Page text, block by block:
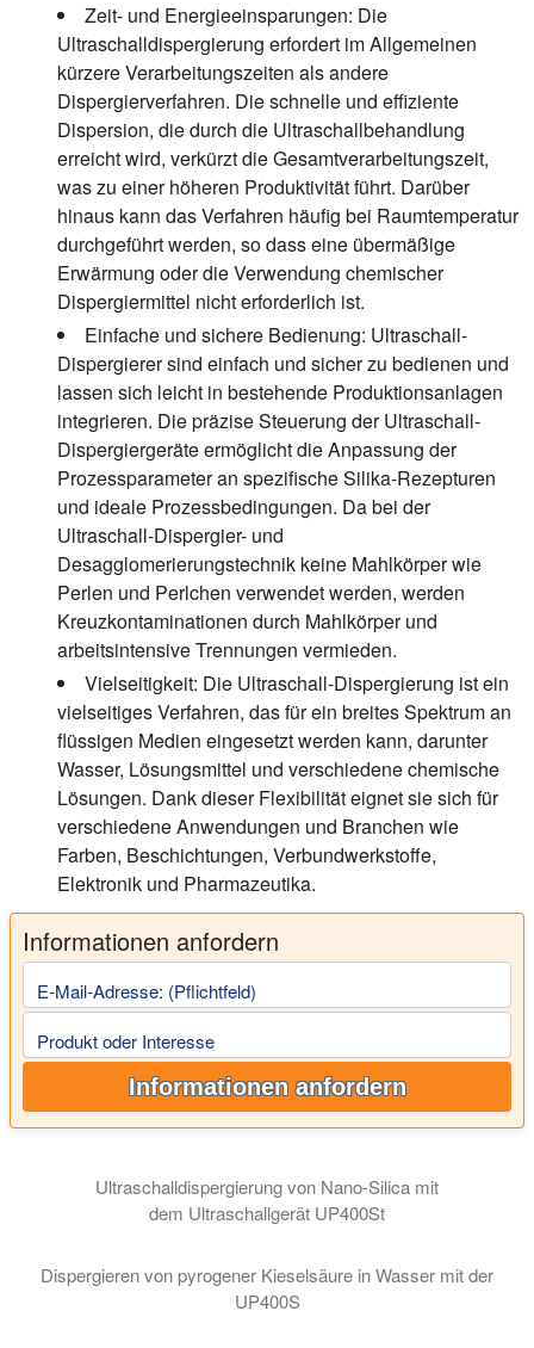
Zeit- und Energieeinsparungen: Die
Ultraschalldispergierung erfordert im Allgemeinen
kürzere Verarbeitungszeiten als andere
Dispergierverfahren. Die schnelle und effiziente
Dispersion, die durch die Ultraschallbehandlung
erreicht wird, verkürzt die Gesamtverarbeitungszeit,
was zu einer höheren Produktivität führt. Darüber
hinaus kann das Verfahren häufig bei Raumtemperatur
durchgeführt werden, so dass eine übermäßige
Erwärmung oder die Verwendung chemischer
Dispergiermittel nicht erforderlich ist.
Einfache und sichere Bedienung: Ultraschall-
Dispergierer sind einfach und sicher zu bedienen und
lassen sich leicht in bestehende Produktionsanlagen
integrieren. Die präzise Steuerung der Ultraschall-
Dispergiergeräte ermöglicht die Anpassung der
Prozessparameter an spezifische Silika-Rezepturen
und ideale Prozessbedingungen. Da bei der
Ultraschall-Dispergier- und
Desagglomerierungstechnik keine Mahlkörper wie
Perlen und Perlchen verwendet werden, werden
Kreuzkontaminationen durch Mahlkörper und
arbeitsintensive Trennungen vermieden.
Vielseitigkeit: Die Ultraschall-Dispergierung ist ein
vielseitiges Verfahren, das für ein breites Spektrum an
flüssigen Medien eingesetzt werden kann, darunter
Wasser, Lösungsmittel und verschiedene chemische
Lösungen. Dank dieser Flexibilität eignet sie sich für
verschiedene Anwendungen und Branchen wie
Farben, Beschichtungen, Verbundwerkstoffe,
Elektronik und Pharmazeutika.
Informationen anfordern
E-Mail-Adresse: (Pflichtfeld)
Produkt oder Interesse
Informationen anfordern
Ultraschalldispergierung von Nano-Silica mit
dem Ultraschallgerät UP400St
Dispergieren von pyrogener Kieselsäure in Wasser mit der
UP400S